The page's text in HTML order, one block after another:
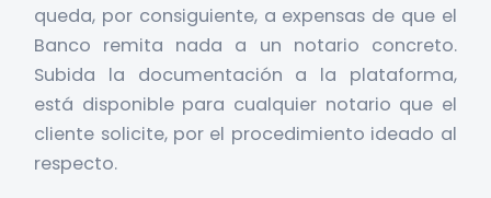
queda, por consiguiente, a expensas de que el
Banco remita nada a un notario concreto.
Subida la documentación a la plataforma,
está disponible para cualquier notario que el
cliente solicite, por el procedimiento ideado al
respecto.